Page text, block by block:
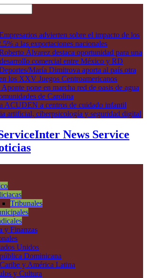
advierten sobre el impacto de los
a las exportaciones nacionales
Álvarez destaca oportunidad para una
comercial entre México y RD
María Dimitrova aporta al país otra
los XXV Juegos Centroamericanos
pone en marcha red de oasis de agua
de Carolina
ACUDEN a centros de cuidado infantil
artificial, ciberpsicología y seguridad digital
Inter News Service
Tribunales
y Finanzas
Unidos
Dominicana
y América Latina
y Cultura